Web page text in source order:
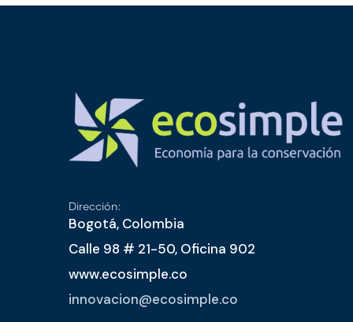
Dirección:
Bogotá, Colombia
Calle 98 # 21-50, Oficina 902
www.ecosimple.co
innovacion@ecosimple.co